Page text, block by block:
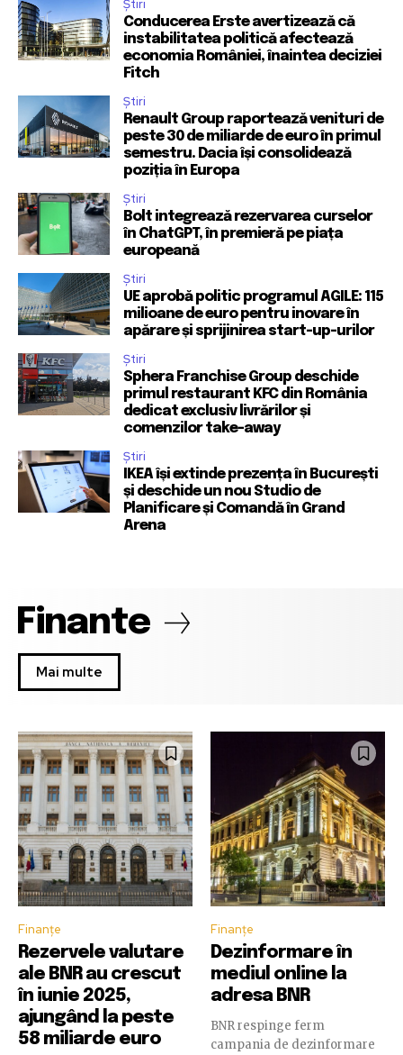
Știri
Conducerea Erste avertizează că
instabilitatea politică afectează
economia României, înaintea deciziei
Fitch
Știri
Renault Group raportează venituri de
peste 30 de miliarde de euro în primul
semestru. Dacia își consolidează
poziția în Europa
Știri
Bolt integrează rezervarea curselor
în ChatGPT, în premieră pe piața
europeană
Știri
UE aprobă politic programul AGILE: 115
milioane de euro pentru inovare în
apărare și sprijinirea start-up-urilor
Știri
Sphera Franchise Group deschide
primul restaurant KFC din România
dedicat exclusiv livrărilor și
comenzilor take-away
Știri
IKEA își extinde prezența în București
și deschide un nou Studio de
Planificare și Comandă în Grand
Arena
Finante
Mai multe
Finanțe
Rezervele valutare
ale BNR au crescut
în iunie 2025,
ajungând la peste
58 miliarde euro
Finanțe
Dezinformare în
mediul online la
adresa BNR
BNR respinge ferm
campania de dezinformare